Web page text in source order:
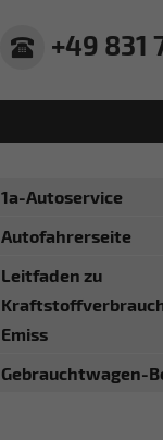
+49 831
1a-Autoservice
Autofahrerseite
Leitfaden zu
Kraftstoffverbrauch
Emiss
Gebrauchtwagen-